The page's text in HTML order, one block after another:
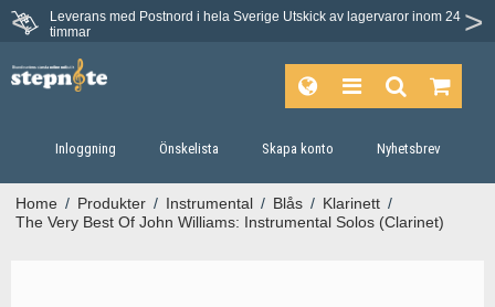
Leverans med Postnord i hela Sverige Utskick av lagervaror inom 24
timmar
Du har 30 dagars ångerrätt.
Inloggning Önskelista Skapa konto Nyhetsbrev
Home / Produkter / Instrumental / Blås / Klarinett /
The Very Best Of John Williams: Instrumental Solos (Clarinet)